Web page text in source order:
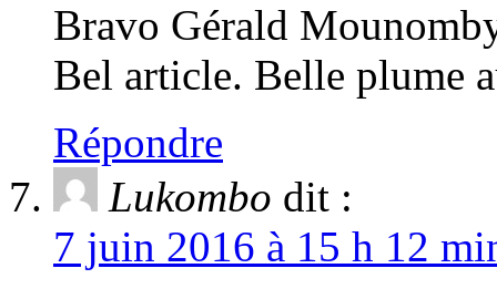
Bravo Gérald
Bel article. Belle plume
Répondre
Lukombo dit :
7 juin 2016 à 15 h 12